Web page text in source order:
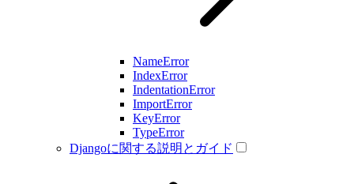
NameError
IndexError
IndentationError
ImportError
KeyError
TypeError
Djangoに関する説明とガイド